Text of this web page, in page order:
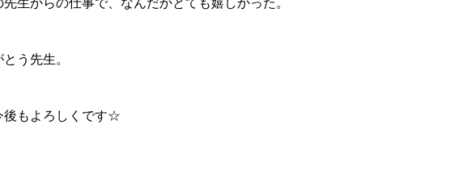
先生からの仕事で、なんだかとても嬉しかった。
う先生。
後もよろしくです☆